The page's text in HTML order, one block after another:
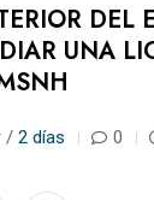
DEL
UNA
/ 2 días 0